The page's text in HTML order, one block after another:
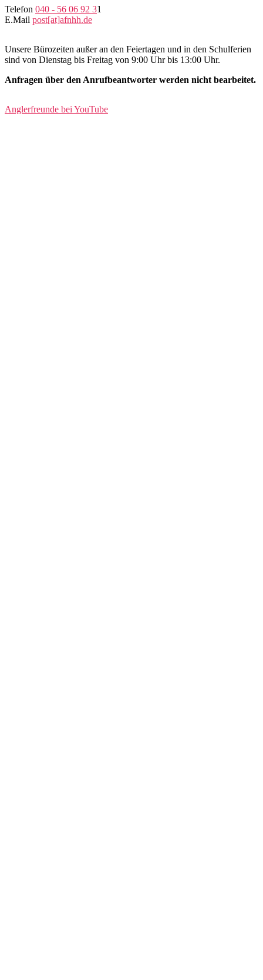
Telefon 040 - 56 06 92 31
E.Mail post[at]afnhh.de
Unsere Bürozeiten außer an den Feiertagen und in den Schulferien
sind von Dienstag bis Freitag von 9:00 Uhr bis 13:00 Uhr.
Anfragen über den Anrufbeantworter werden nicht bearbeitet.
Anglerfreunde bei YouTube